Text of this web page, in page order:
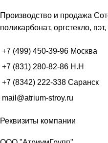
Производство и продажа
поликарбонат, оргстекло,
+7 (499) 450-39-96 Москва
+7 (831) 280-82-86 Н.Н
+7 (8342) 222-338 Саранск
mail@atrium-stroy.ru
Реквизиты компании